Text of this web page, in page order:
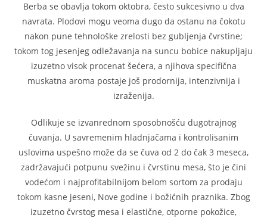
Berba se obavlja tokom oktobra, često sukcesivno u dva
navrata. Plodovi mogu veoma dugo da ostanu na čokotu
nakon pune tehnološke zrelosti bez gubljenja čvrstine;
tokom tog jesenjeg odležavanja na suncu bobice nakupljaju
izuzetno visok procenat šećera, a njihova specifična
muskatna aroma postaje još prodornija, intenzivnija i
izraženija.
Odlikuje se izvanrednom sposobnošću dugotrajnog
čuvanja. U savremenim hladnjačama i kontrolisanim
uslovima uspešno može da se čuva od 2 do čak 3 meseca,
zadržavajući potpunu svežinu i čvrstinu mesa, što je čini
vodećom i najprofitabilnijom belom sortom za prodaju
tokom kasne jeseni, Nove godine i božićnih praznika. Zbog
izuzetno čvrstog mesa i elastične, otporne pokožice,